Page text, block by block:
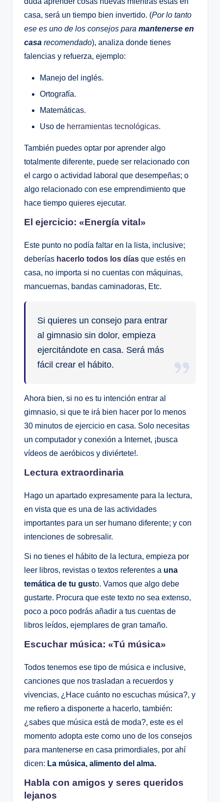
casa, será un tiempo bien invertido. (Por lo tanto
ese es uno de los consejos para mantenerse en
casa recomendado), analiza donde tienes
falencias y refuerza, ejemplo:
Manejo del inglés.
Ortografía.
Matemáticas.
Uso de herramientas tecnológicas.
También puedes optar por aprender algo
totalmente diferente, puede ser relacionado con
el cargo o actividad laboral que desempeñas; o
algo relacionado con ese emprendimiento que
hace tiempo quieres ejecutar.
El ejercicio: «Energía vital»
Este punto no podía faltar en la lista, inclusive;
deberías hacerlo todos los días que estés en
casa, no importa si no cuentas con máquinas,
mancuernas, bandas caminadoras, Etc.
Si quieres un consejo para entrar
al gimnasio sin dolor, empieza
ejercitándote en casa. Será más
fácil crear el hábito.
Ahora bien, si no es tu intención entrar al
gimnasio, si que te irá bien hacer por lo menos
30 minutos de ejercicio en casa. Solo necesitas
un computador y conexión a Internet, ¡busca
vídeos de aeróbicos y diviértete!.
Lectura extraordinaria
Hago un apartado expresamente para la lectura,
en vista que es una de las actividades
importantes para un ser humano diferente; y con
intenciones de sobresalir.
Si no tienes el hábito de la lectura, empieza por
leer libros, revistas o textos referentes a una
temática de tu gusto. Vamos que algo debe
gustarte. Procura que este texto no sea extenso,
poco a poco podrás añadir a tus cuentas de
libros leídos, ejemplares de gran tamaño.
Escuchar música: «Tú música»
Todos tenemos ese tipo de música e inclusive,
canciones que nos trasladan a recuerdos y
vivencias, ¿Hace cuánto no escuchas música?, y
me refiero a disponerte a hacerlo, también:
¿sabes que música está de moda?, este es el
momento adopta este como uno de los consejos
para mantenerse en casa primordiales, por ahí
dicen: La música, alimento del alma.
Habla con amigos y seres queridos
lejanos